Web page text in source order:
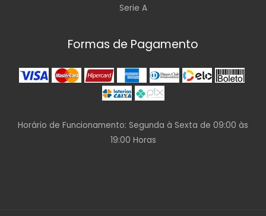
Serie A
Formas de Pagamento
Horário de Funcionamento: Segunda à Sexta de 09:00 às
19:00 Horas